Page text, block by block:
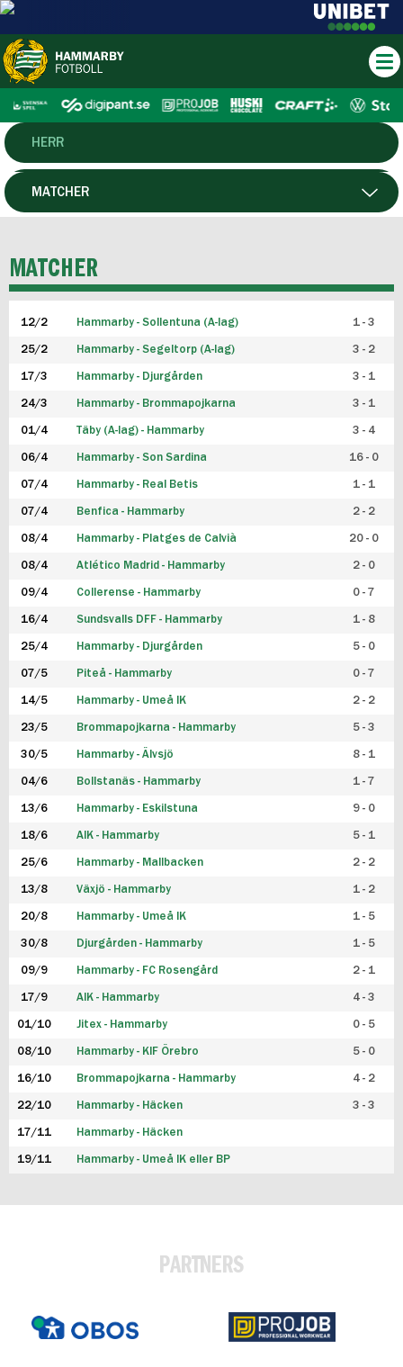
HERR
DAM
P19
F19
FUTSAL HERR
FUTSAL DAM
MATCHER
MATCHER
12/2 Hammarby - Sollentuna (A-lag) 1 - 3
25/2 Hammarby - Segeltorp (A-lag) 3 - 2
17/3 Hammarby - Djurgården 3 - 1
24/3 Hammarby - Brommapojkarna 3 - 1
01/4 Täby (A-lag) - Hammarby 3 - 4
06/4 Hammarby - Son Sardina 16 - 0
07/4 Hammarby - Real Betis 1 - 1
07/4 Benfica - Hammarby 2 - 2
08/4 Hammarby - Platges de Calvià 20 - 0
08/4 Atlético Madrid - Hammarby 2 - 0
09/4 Collerense - Hammarby 0 - 7
16/4 Sundsvalls DFF - Hammarby 1 - 8
25/4 Hammarby - Djurgården 5 - 0
07/5 Piteå - Hammarby 0 - 7
14/5 Hammarby - Umeå IK 2 - 2
23/5 Brommapojkarna - Hammarby 5 - 3
30/5 Hammarby - Älvsjö 8 - 1
04/6 Bollstanäs - Hammarby 1 - 7
13/6 Hammarby - Eskilstuna 9 - 0
18/6 AIK - Hammarby 5 - 1
25/6 Hammarby - Mallbacken 2 - 2
13/8 Växjö - Hammarby 1 - 2
20/8 Hammarby - Umeå IK 1 - 5
30/8 Djurgården - Hammarby 1 - 5
09/9 Hammarby - FC Rosengård 2 - 1
17/9 AIK - Hammarby 4 - 3
01/10 Jitex - Hammarby 0 - 5
08/10 Hammarby - KIF Örebro 5 - 0
16/10 Brommapojkarna - Hammarby 4 - 2
22/10 Hammarby - Häcken 3 - 3
17/11 Hammarby - Häcken
19/11 Hammarby - Umeå IK eller BP
PARTNERS